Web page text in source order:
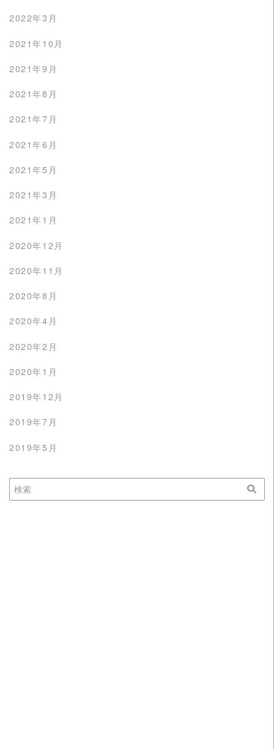
2022年3月
2021年10月
2021年9月
2021年8月
2021年7月
2021年6月
2021年5月
2021年3月
2021年1月
2020年12月
2020年11月
2020年8月
2020年4月
2020年2月
2020年1月
2019年12月
2019年7月
2019年5月